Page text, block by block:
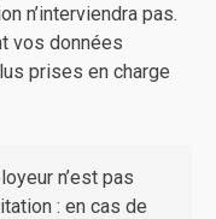
n’interviendra pas.
vos données
prises en charge
n’est pas
: en cas de